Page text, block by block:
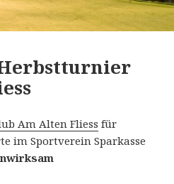
Herbstturnier
Am Alten Fliess für
im Sportverein Sparkasse